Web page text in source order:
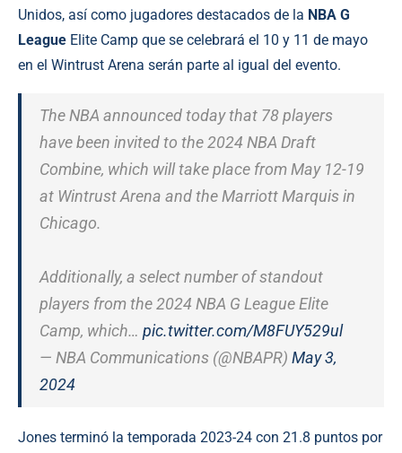
Unidos, así como jugadores destacados de la NBA G
League Elite Camp que se celebrará el 10 y 11 de mayo
en el Wintrust Arena serán parte al igual del evento.
The NBA announced today that 78 players
have been invited to the 2024 NBA Draft
Combine, which will take place from May 12-19
at Wintrust Arena and the Marriott Marquis in
Chicago.
Additionally, a select number of standout
players from the 2024 NBA G League Elite
Camp, which… pic.twitter.com/M8FUY529ul
— NBA Communications (@NBAPR) May 3,
2024
Jones terminó la temporada 2023-24 con 21.8 puntos por